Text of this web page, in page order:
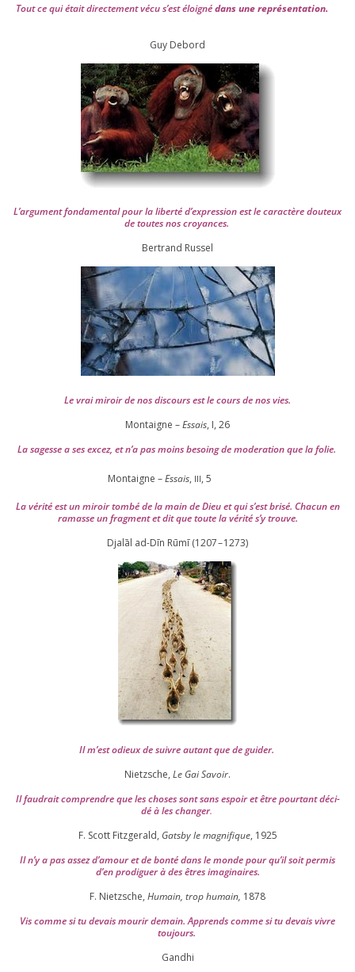
Tout ce qui était direc­te­ment vécu s’est éloi­gnédans une repré­sen­ta­tion.
Guy Debord
L’argument fon­da­men­tal pour la liber­té d’expression est le carac­tère dou­teux
de toutes nos croyances.
Ber­trand Russel
Le vrai miroir de nos dis­cours est le cours de nos vies.
Montaigne –Essais, I, 26
La sagesse a ses excez, et n’a pas moins besoing de mode­ra­tion que la folie.
Montaigne –Essais, III, 5
La véri­té est un miroir tom­bé de la main de Dieu et qui s’est bri­sé. Chacun en
ramasse un frag­ment et dit que toute la véri­té s’y trouve.
Djalāl ad-Dīn Rūmī (1207–1273)
Il m’est odieux de suivre autant que de gui­der.
Nietzsche, Le Gai Savoir.
Il fau­drait com­prendre que les choses sont sans espoir et être pour­tant déci­
dé à les chan­ger.
F. Scott Fitzgerald, Gatsby le magni­fique, 1925
Il n’y a pas assez d’a­mour et de bon­té dans le monde pour qu’il soit per­mis
d’en pro­di­guer à des êtres imaginaires.
F. Nietzsche, Humain, trop humain, 1878
Vis comme si tu devais mou­rir demain. Apprends comme si tu devais vivre
toujours.
Gandhi